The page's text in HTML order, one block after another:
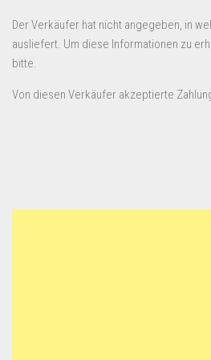
Der Verkäufer hat nicht angegeben, in
ausliefert. Um diese Informationen zu
bitte.
Von diesen Verkäufer akzeptierte